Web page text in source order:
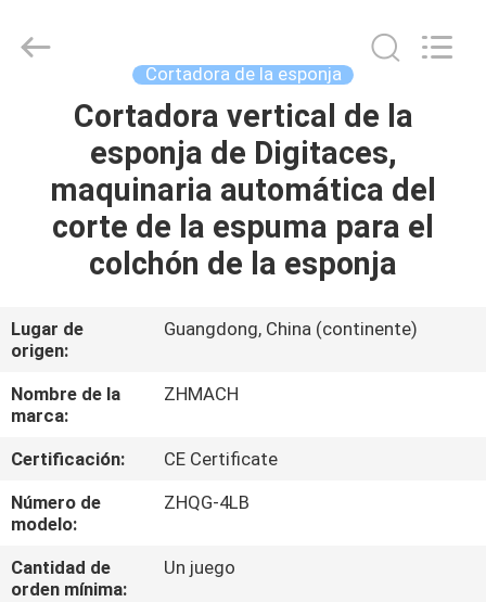
HOGAR
PRODUCTOS
SOBRE
VIAJE
DE
LA
FÁBRICA
CONTROL
DE
machinery
equipment
Cortadora de la esponja
Cortadora vertical de la
esponja de Digitaces,
maquinaria automática del
corte de la espuma para el
colchón de la esponja
Lugar de
origen:
Guangdong, China (continente)
Nombre de la
marca:
ZHMACH
Certificación:
CE Certificate
Número de
modelo:
ZHQG-4LB
Cantidad de
orden mínima:
Un juego